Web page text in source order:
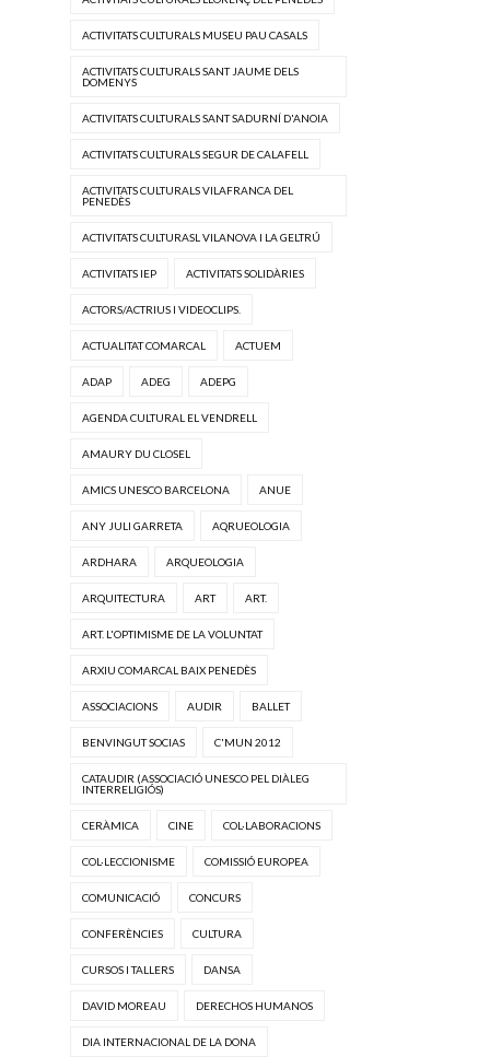
ACTIVITATS CULTURALS MUSEU PAU CASALS
ACTIVITATS CULTURALS SANT JAUME DELS
DOMENYS
ACTIVITATS CULTURALS SANT SADURNÍ D'ANOIA
ACTIVITATS CULTURALS SEGUR DE CALAFELL
ACTIVITATS CULTURALS VILAFRANCA DEL
PENEDÈS
ACTIVITATS CULTURASL VILANOVA I LA GELTRÚ
ACTIVITATS IEP ACTIVITATS SOLIDÀRIES
ACTORS/ACTRIUS I VIDEOCLIPS.
ACTUALITAT COMARCAL ACTUEM
ADAP ADEG ADEPG
AGENDA CULTURAL EL VENDRELL
AMAURY DU CLOSEL
AMICS UNESCO BARCELONA ANUE
ANY JULI GARRETA AQRUEOLOGIA
ARDHARA ARQUEOLOGIA
ARQUITECTURA ART ART.
ART. L'OPTIMISME DE LA VOLUNTAT
ARXIU COMARCAL BAIX PENEDÈS
ASSOCIACIONS AUDIR BALLET
BENVINGUT SOCIAS C'MUN 2012
CATAUDIR (ASSOCIACIÓ UNESCO PEL DIÀLEG
INTERRELIGIÓS)
CERÀMICA CINE COL·LABORACIONS
COL·LECCIONISME COMISSIÓ EUROPEA
COMUNICACIÓ CONCURS
CONFERÈNCIES CULTURA
CURSOS I TALLERS DANSA
DAVID MOREAU DERECHOS HUMANOS
DIA INTERNACIONAL DE LA DONA